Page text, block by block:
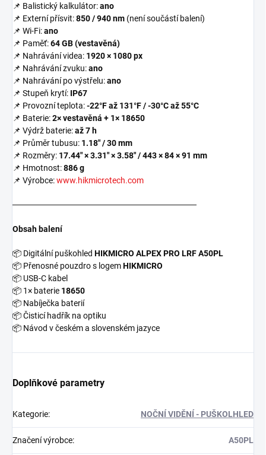
📌 Balistický kalkulátor:ano
📌 Externí přísvit:850 / 940 nm (není součástí balení)
📌 Wi-Fi:ano
📌 Paměť:64 GB (vestavěná)
📌 Nahrávání videa: 1920 × 1080 px
📌 Nahrávání zvuku:ano
📌 Nahrávání po výstřelu:ano
📌 Stupeň krytí: IP67
📌 Provozní teplota:-22°F až 131°F / -30°C až 55°C
📌 Baterie:2× vestavěná + 1× 18650
📌 Výdrž baterie:až 7 h
📌 Průměr tubusu: 1.18" / 30 mm
📌 Rozměry: 17.44" × 3.31" × 3.58" / 443 × 84 × 91 mm
📌 Hmotnost:886 g
📌 Výrobce:www.hikmicrotech.com
───────────────────────────────
Obsah balení
📦 Digitální puškohled HIKMICRO ALPEX PRO LRF A50PL
📦 Přenosné pouzdro s logemHIKMICRO
📦 USB-C kabel
📦 1× baterie 18650
📦 Nabíječka baterií
📦Čisticí hadřík na optiku
📦 Návod v českém a slovenském jazyce
Doplňkové parametry
Kategorie: NOČNÍ VIDĚNÍ - PUŠKOLHLED
Značení výrobce: A50PL